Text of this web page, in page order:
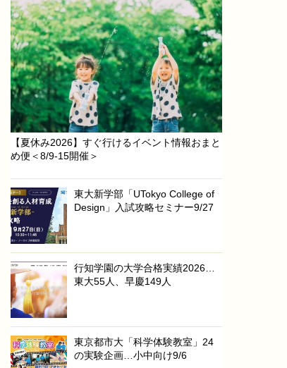
【夏休み2026】すぐ行けるイベント情報おまと
め便＜8/9-15開催＞
東大新学部「UTokyo College of
Design」入試攻略セミナー9/27
行知学園の大学合格実績2026…
東大55人、早慶149人
東京都市大「科学体験教室」24
の実験企画…小中向け9/6